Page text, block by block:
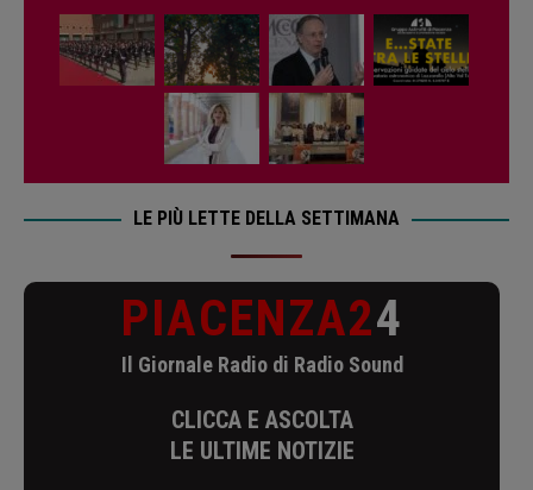
LE PIÙ LETTE DELLA SETTIMANA
PIACENZA24
Il Giornale Radio di Radio Sound
CLICCA E ASCOLTA
LE ULTIME NOTIZIE